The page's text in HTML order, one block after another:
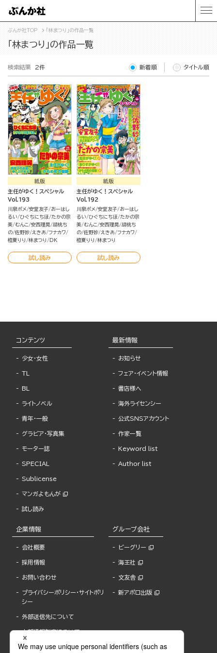
ぶんか社TOP 「林まつり」の作品一覧
「林まつり」の作品一覧
検索結果 2件 新着順 タイトル順
紙版
主任がゆく！スペシャル
Vol.193
川泉ポメ 安堂友子 おーはし
るい ひぐちにちほ たかの宗
美 むんこ 安西理晃 胡桃ち
の 佐野妙 えきあ フナカワ
橙夏りり
林まつり DK
試し読み
紙版
主任がゆく！スペシャル
Vol.192
川泉ポメ 安堂友子 おーはし
るい ひぐちにちほ たかの宗
美 むんこ 安西理晃 胡桃ち
の 佐野妙 えきあ フナカワ
橙夏りり
林まつり
試し読み
コンテンツ
少女・女性
TL
BL
ライトノベル
青年・一般
グラビア・写真集
モーター誌
SPECIAL
Sublicense
マンガよもんが
試し読み
最新情報
お知らせ
フェア・イベント情報
書店様へ
海外ライセンシー
公式SNSアカウント
作家一覧
Keyword list
Author list
企業情報
会社概要
採用情報
お問い合わせ
プライバシーポリシー・サイトポリ
シー
外部送信先について
内部通報制度について
グループ会社
ビーグリー
海王社
文友舎
新アポロ出版